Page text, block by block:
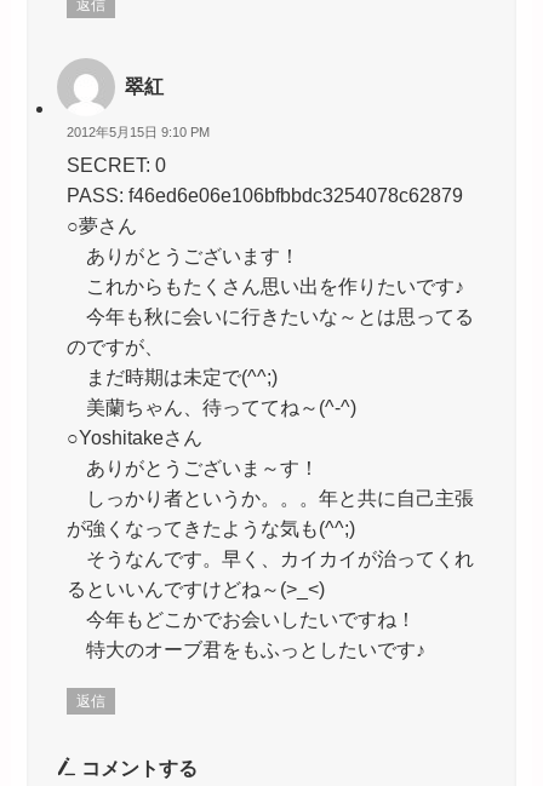
返信
翠紅
2012年5月15日 9:10 PM
SECRET: 0
PASS: f46ed6e06e106bfbbdc3254078c62879
○夢さん
ありがとうございます！
これからもたくさん思い出を作りたいです♪
今年も秋に会いに行きたいな～とは思ってる
のですが、
まだ時期は未定で(^^;)
美蘭ちゃん、待っててね～(^-^)
○Yoshitakeさん
ありがとうございま～す！
しっかり者というか。。。年と共に自己主張
が強くなってきたような気も(^^;)
そうなんです。早く、カイカイが治ってくれ
るといいんですけどね～(>_<)
今年もどこかでお会いしたいですね！
特大のオーブ君をもふっとしたいです♪
返信
コメントする